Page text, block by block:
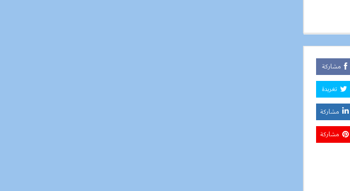
مشاركة
تغريدة
مشاركة
مشاركة